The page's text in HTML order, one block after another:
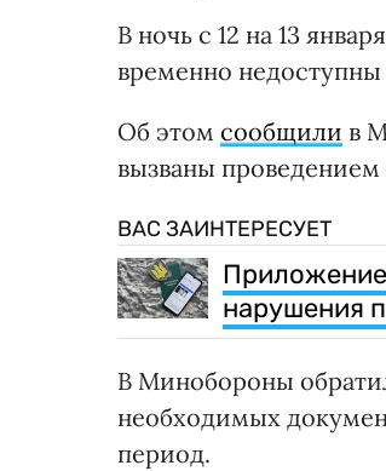
В ночь с 12 на 13
временно
Об этом сообщили в
вызваны проведением
ВАС ЗАИНТЕРЕСУЕТ
нарушения
В Минобороны
необходимых
период.